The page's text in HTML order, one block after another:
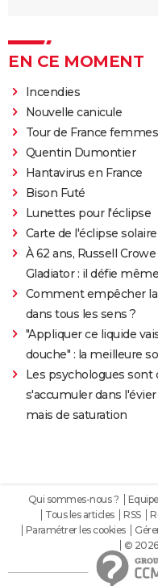
EN CE MOMENT
Incendies
Nouvelle canicule
Tour de France femmes
Quentin Dumontier
Hantavirus en France
Bison Futé
Lunettes pour l'éclipse
Carte de l'éclipse
À 62 ans, Russell
Gladiator : il défie
Comment empêcher
dans tous les sens ?
"Appliquer ce liquide
douche" : la meilleure
Les psychologues sont
s'accumuler dans
mais de saturation
Qui sommes-nous ? Equipe
Tous les articles
RSS
Paramétrer les cookies
©